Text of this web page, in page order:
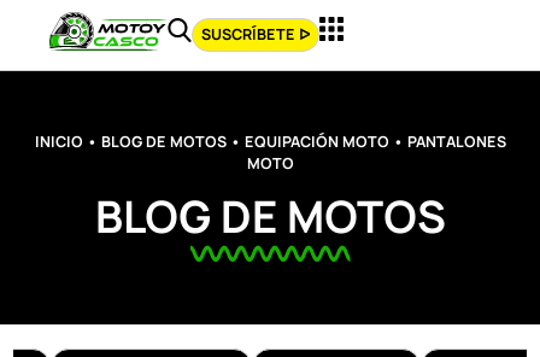
SUSCRÍBETE ᐅ
INICIO • BLOG DE MOTOS• EQUIPACIÓN MOTO • PANTALONES
MOTO
BLOG DE MOTOS